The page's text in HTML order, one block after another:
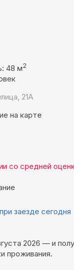
48 м2
21А
на карте
со средней
заезде сегодня
2026 — и
проживания.